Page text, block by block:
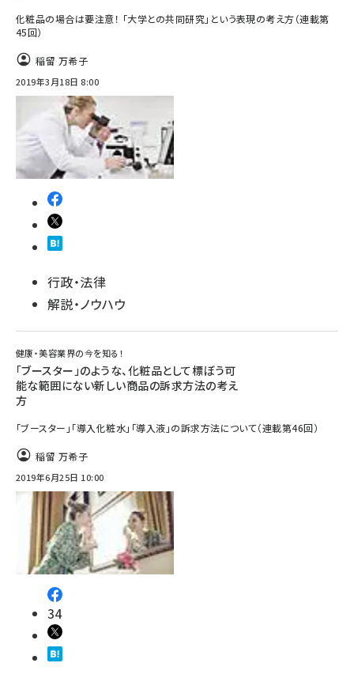
化粧品の場合は要注意！ 「大学との共同研究」という表現の考え方（連載第
45回）
稲留 万希子
2019年3月18日 8:00
行政・法律
解説・ノウハウ
健康・美容業界の今を知る！
「ブースター」のような、化粧品として標ぼう可
能な範囲にない新しい商品の訴求方法の考え
方
「ブースター」「導入化粧水」「導入液」の訴求方法について（連載第46回）
稲留 万希子
2019年6月25日 10:00
34